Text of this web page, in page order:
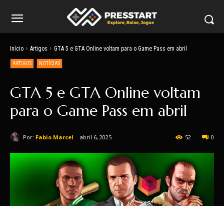
Início Artigos GTA 5 e GTA Online voltam para o Game Pass em abril
ARTIGOS NOTÍCIAS
GTA 5 e GTA Online voltam
para o Game Pass em abril
Por: Fabio Marcel abril 6, 2025 0
52